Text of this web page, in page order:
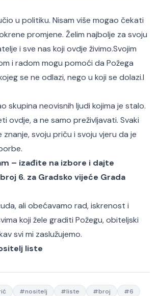
u politiku. Nisam više mogao čekati
promjene. Želim najbolje za svoju
i sve nas koji ovdje živimo.Svojim
i radom mogu pomoći da Požega
se ne odlazi, nego u koji se dolazi.I
skupina neovisnih ljudi kojima je stalo.
ovdje, a ne samo preživljavati. Svaki
svoju priču i svoju vjeru da je
– izađite na izbore i dajte
6. za Gradsko vijeće Grada
ali obećavamo rad, iskrenost i
koji žele graditi Požegu, obiteljski
svi mi zaslužujemo.
liste
#nositelj #liste #broj #6